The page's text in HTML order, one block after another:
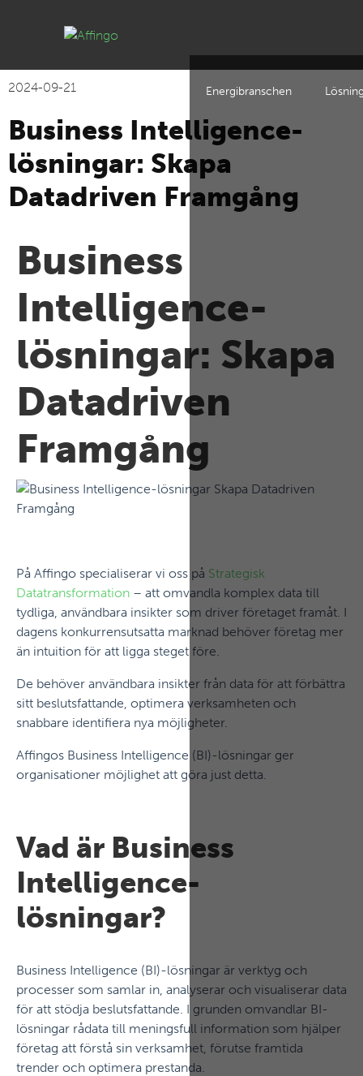
Energibranschen
2024-09-21
Business Intelligence-
lösningar: Skapa
Datadriven Framgång
Business
Intelligence-
lösningar: Skapa
Datadriven
Framgång
På Affingo specialiserar vi oss på Strategisk
Datatransformation – att omvandla komplex data till
tydliga, användbara insikter som driver företaget framåt. I
dagens konkurrensutsatta marknad behöver företag mer
än intuition för att ligga steget före.
De behöver användbara insikter från data för att förbättra
sitt beslutsfattande, optimera verksamheten och
snabbare identifiera nya möjligheter.
Affingos Business Intelligence (BI)-lösningar ger
organisationer möjlighet att göra just detta.
Vad är Business
Intelligence-
lösningar?
Business Intelligence (BI)-lösningar är verktyg och
processer som samlar in, analyserar och visualiserar data
för att stödja beslutsfattande. I grunden omvandlar BI-
lösningar rådata till meningsfull information som hjälper
företag att förstå sin verksamhet, förutse framtida
trender och optimera prestanda.